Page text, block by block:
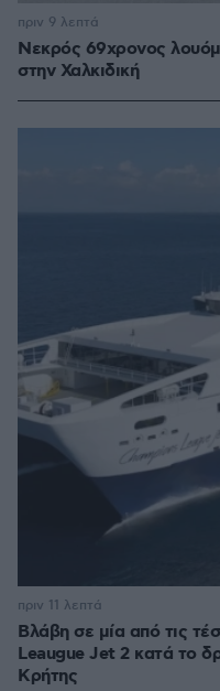
Νεκρός 69χρονος
στην Χαλκιδική
πριν 9 λεπτά
Βλάβη σε μία από τις
Leaugue Jet 2 κατά το
Κρήτης
πριν 11 λεπτά